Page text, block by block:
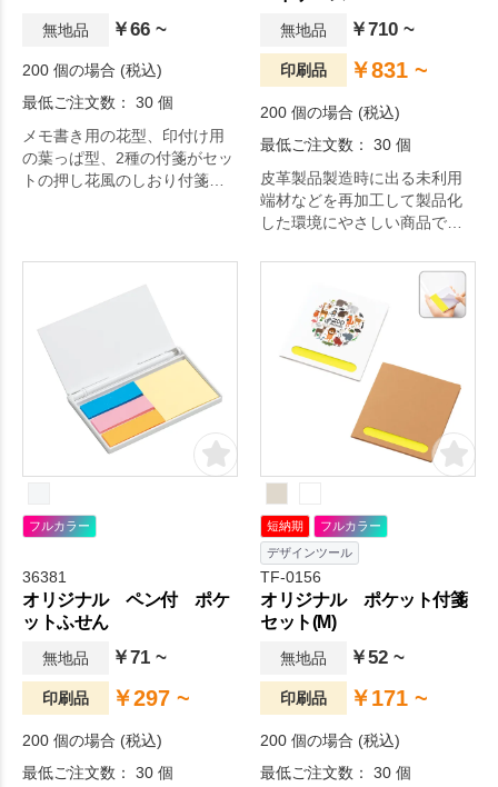
無地品 ￥66 ~
200 個の場合 (税込)
最低ご注文数： 30 個
メモ書き用の花型、印付け用
の葉っぱ型、2種の付箋がセッ
トの押し花風のしおり付箋で
無地品 ￥710 ~
印刷品 ￥831 ~
200 個の場合 (税込)
最低ご注文数： 30 個
皮革製品製造時に出る未利用
端材などを再加工して製品化
した環境にやさしい商品で
フルカラー
36381
オリジナル ペン付 ポケ
ットふせん
無地品 ￥71 ~
印刷品 ￥297 ~
200 個の場合 (税込)
最低ご注文数： 30 個
短納期
フルカラー
デザインツール
TF-0156
オリジナル ポケット付箋
セット(M)
無地品 ￥52 ~
印刷品 ￥171 ~
200 個の場合 (税込)
最低ご注文数： 30 個